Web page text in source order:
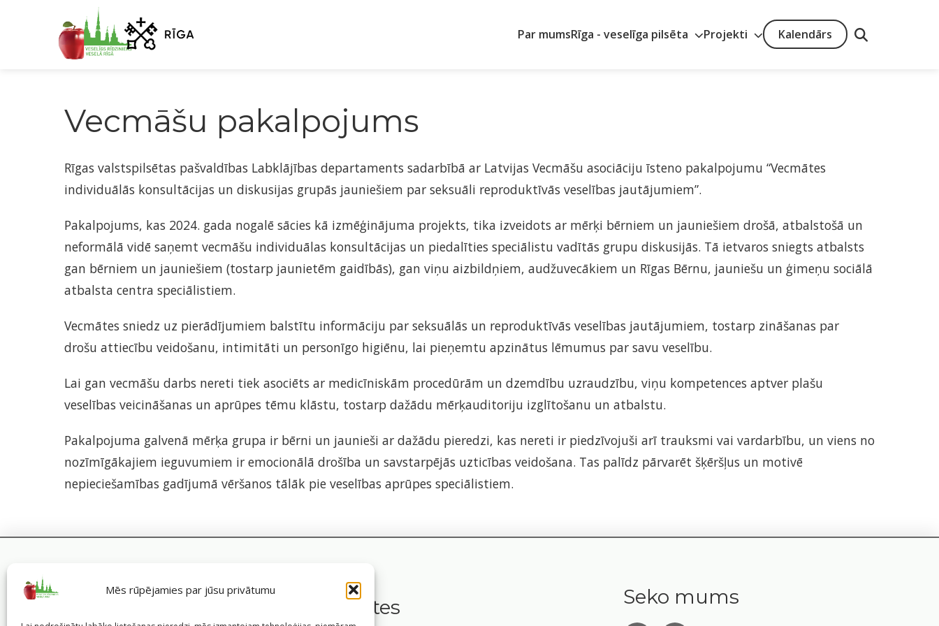
Mēs rūpējamies par jūsu privātumu
Par mumsRīga - veselīga pilsēta Projekti Kalendārs
Vecmāšu pakalpojums
Rīgas valstspilsētas pašvaldības Labklājības departaments sadarbībā ar Latvijas Vecmāšu asociāciju īsteno pakalpojumu “Vecmātes
individuālās konsultācijas un diskusijas grupās jauniešiem par seksuāli reproduktīvās veselības jautājumiem”.
Pakalpojums, kas 2024. gada nogalē sācies kā izmēģinājuma projekts, tika izveidots ar mērķi bērniem un jauniešiem drošā, atbalstošā un
neformālā vidē saņemt vecmāšu individuālas konsultācijas un piedalīties speciālistu vadītās grupu diskusijās. Tā ietvaros sniegts atbalsts
gan bērniem un jauniešiem (tostarp jaunietēm gaidībās), gan viņu aizbildņiem, audžuvecākiem un Rīgas Bērnu, jauniešu un ģimeņu sociālā
atbalsta centra speciālistiem.
Vecmātes sniedz uz pierādījumiem balstītu informāciju par seksuālās un reproduktīvās veselības jautājumiem, tostarp zināšanas par
drošu attiecību veidošanu, intimitāti un personīgo higiēnu, lai pieņemtu apzinātus lēmumus par savu veselību.
Lai gan vecmāšu darbs nereti tiek asociēts ar medicīniskām procedūrām un dzemdību uzraudzību, viņu kompetences aptver plašu
veselības veicināšanas un aprūpes tēmu klāstu, tostarp dažādu mērķauditoriju izglītošanu un atbalstu.
Pakalpojuma galvenā mērķa grupa ir bērni un jaunieši ar dažādu pieredzi, kas nereti ir piedzīvojuši arī trauksmi vai vardarbību, un viens no
nozīmīgākajiem ieguvumiem ir emocionālā drošība un savstarpējās uzticības veidošana. Tas palīdz pārvarēt šķēršļus un motivē
nepieciešamības gadījumā vēršanos tālāk pie veselības aprūpes speciālistiem.
Saites Seko mums